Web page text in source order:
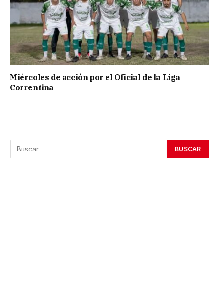
Miércoles de acción por el Oficial de la Liga
Correntina